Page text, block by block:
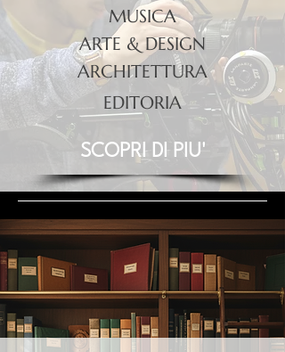
MUSICA
ARTE & DESIGN
ARCHITETTURA
EDITORIA
SCOPRI DI PIU'